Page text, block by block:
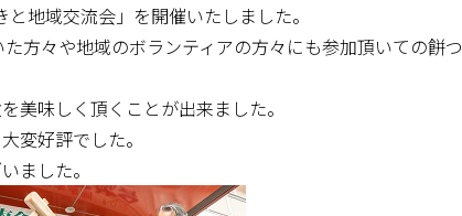
地域交流会」を開催いたしました。
方々や地域のボランティアの方々にも参加頂いての餅つ
美味しく頂くことが出来ました。
変好評でした。
ました。